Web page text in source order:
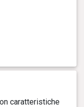
caratteristiche